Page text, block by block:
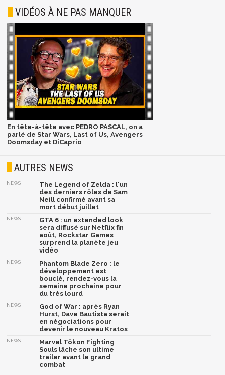
VIDÉOS À NE PAS MANQUER
En tête-à-tête avec PEDRO PASCAL, on a
parlé de Star Wars, Last of Us, Avengers
Doomsday et DiCaprio
AUTRES NEWS
NEWS
The Legend of Zelda : l'un
des derniers rôles de Sam
Neill confirmé avant sa
mort début juillet
NEWS
GTA 6 : un extended look
sera diffusé sur Netflix fin
août, Rockstar Games
surprend la planète jeu
vidéo
NEWS
Phantom Blade Zero : le
développement est
bouclé, rendez-vous la
semaine prochaine pour
du très lourd
NEWS
God of War : après Ryan
Hurst, Dave Bautista serait
en négociations pour
devenir le nouveau Kratos
NEWS
Marvel Tōkon Fighting
Souls lâche son ultime
trailer avant le grand
combat